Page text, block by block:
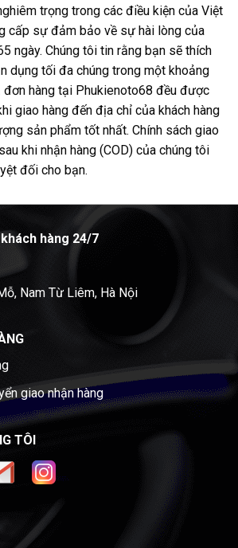
trọng trong các điều kiện của Việt
cấp sự đảm bảo về sự hài lòng của
ngày. Chúng tôi tin rằng bạn sẽ thích
dụng tối đa chúng trong một khoảng
đơn hàng tại Phukienoto68 đều được
giao hàng đến địa chỉ của khách hàng
sản phẩm tốt nhất. Chính sách giao
khi nhận hàng (COD) của chúng tôi
đối cho bạn.
hàng 24/7
Nam Từ Liêm, Hà Nội
giao nhận hàng
TÔI